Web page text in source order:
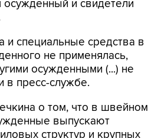
и специальные средства в
осужденными (...) не
в пресс-службе.
о том, что в швейном
структур и крупных
во ФСИН отвергли: